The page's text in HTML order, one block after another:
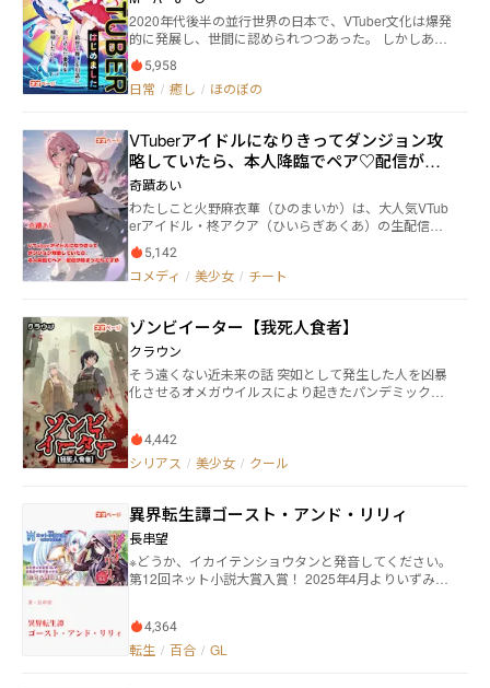
2020年代後半の並行世界の日本で、VTuber文化は爆発
的に発展し、世間に認められつつあった。 しかしある
時、白鳥かなの推しているVTuberがとある事件により
引退を迫られることになる。 かなはそのことがショッ
クで周りが見えておらず、外出中車に轢かれて死亡
た。 かなは前世の記憶が残っていたため未来の知識を
活かして、多様性と革新の方向へとコミュニティを導
くことを決心する。 【現実世界ジャンル、アクティブ
ランキングにて最高第1位達成！】 【現実世界ジャン
ル、応援ランキングにて最高第1位達成！】
5,958
日常 / 癒し / ほのぼの
VTuberアイドルになりきってダンジョン攻
略していたら、本人降臨でペア♡配信が始
まったんですが
奇蹟あい
わたしこと火野麻衣華（ひのまいか）は、大人気VTub
erアイドル・柊アクア（ひいらぎあくあ）の生配信を
毎日リアルタイムで閲覧することを日課にしていた。
アクアのことが好きすぎて、どうしても認知されたく
て、スパチャを投げまくるほどののめり込みっぷりだ
クアの精巧なアバターを作り出していた。 冒険者の顔
も持つ麻衣華は、アバターを身に着けて、柊アクアに
なりきりプレイで夜な夜なオークロードをソロ討伐し
ていたのだ。 オークロード討伐の目的は、オークロー
ドから低確率でドロップするという超レアアイテム
からスキルストーンを入手できれば、≪オーク召喚≫
のスキル習得が可能になるといううわさを信じてのも
のだった。 崇拝するアクア様の決めゼリフ『スパチャ
襲わせるわよ！』をリアルに再現することができてし
まうのだ。 いつものように、深夜のダンジョンでオー
クロードをソロ討伐していると、妙な初心者風の冒険
者に声をかけられる。 その初心者風の冒険者は、自分
が「柊アクア」本人であると名乗る。 そして、麻衣華
に自分の代わりに柊アクアになりきり、一緒にペアで
5,142
コメディ / 美少女 / チート
ゾンビイーター【我死人食者】
クラウン
そう遠くない近未来の話 突如として発生した人を凶暴
化させるオメガウイルスにより起きたパンデミックに
るゾンビに襲われたところをソラという少女に救われ
る それをきっかけに一緒に行動することになった二人
密、ゾンビ、ゾンヒイーターという存在、そしてソラ
の正体 そんな世界を巡る二人はやがて惹かれ合い、お
互いに特別な感情を抱いていく 果たして、二人はこの
世界のどこかにあると言われているオメガウイルスの
汚染を受けていない居住区画、ユートピアに無事にた
ービーが今、始まる
4,442
シリアス / 美少女 / クール
異界転生譚ゴースト・アンド・リリィ
長串望
※どうか、イカイテンショウタンと発音してください。
第12回ネット小説大賞入賞！ 2025年4月よりいずみノ
月27日書籍第4巻発売！ 妛原 閠(あけんばら うるう)26
歳事務職。趣味はＭＭＯＲＰＧ。あだ名は「幽霊」。
4,364
転生 / 百合 / GL